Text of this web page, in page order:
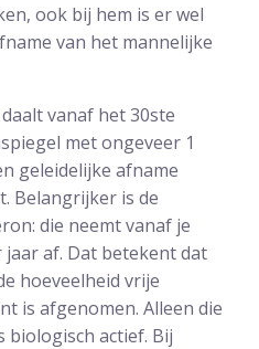
ook bij hem is er wel
van het mannelijke
daalt vanaf het 30ste
met ongeveer 1
geleidelijke afname
Belangrijker is de
die neemt vanaf je
af. Dat betekent dat
hoeveelheid vrije
is afgenomen. Alleen die
biologisch actief. Bij